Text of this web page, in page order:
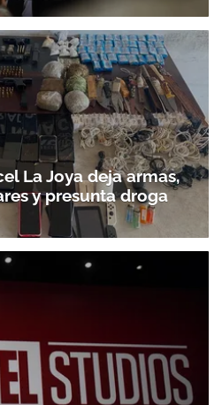
La Joya deja armas,
y presunta droga